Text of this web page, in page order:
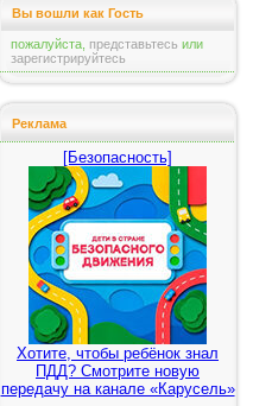
Вы вошли как Гость
пожалуйста, представьтесь или
зарегистрируйтесь
Реклама
[Безопасность]
Хотите, чтобы ребёнок знал
ПДД? Смотрите новую
передачу на канале «Карусель»